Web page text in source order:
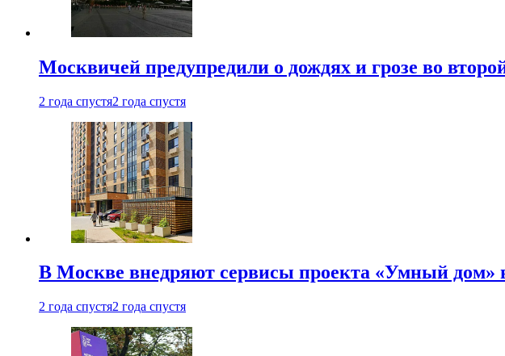
Москвичей предупредили о дождях и грозе во
2 года спустя2 года спустя
В Москве внедряют сервисы проекта «Умный дом»
2 года спустя2 года спустя